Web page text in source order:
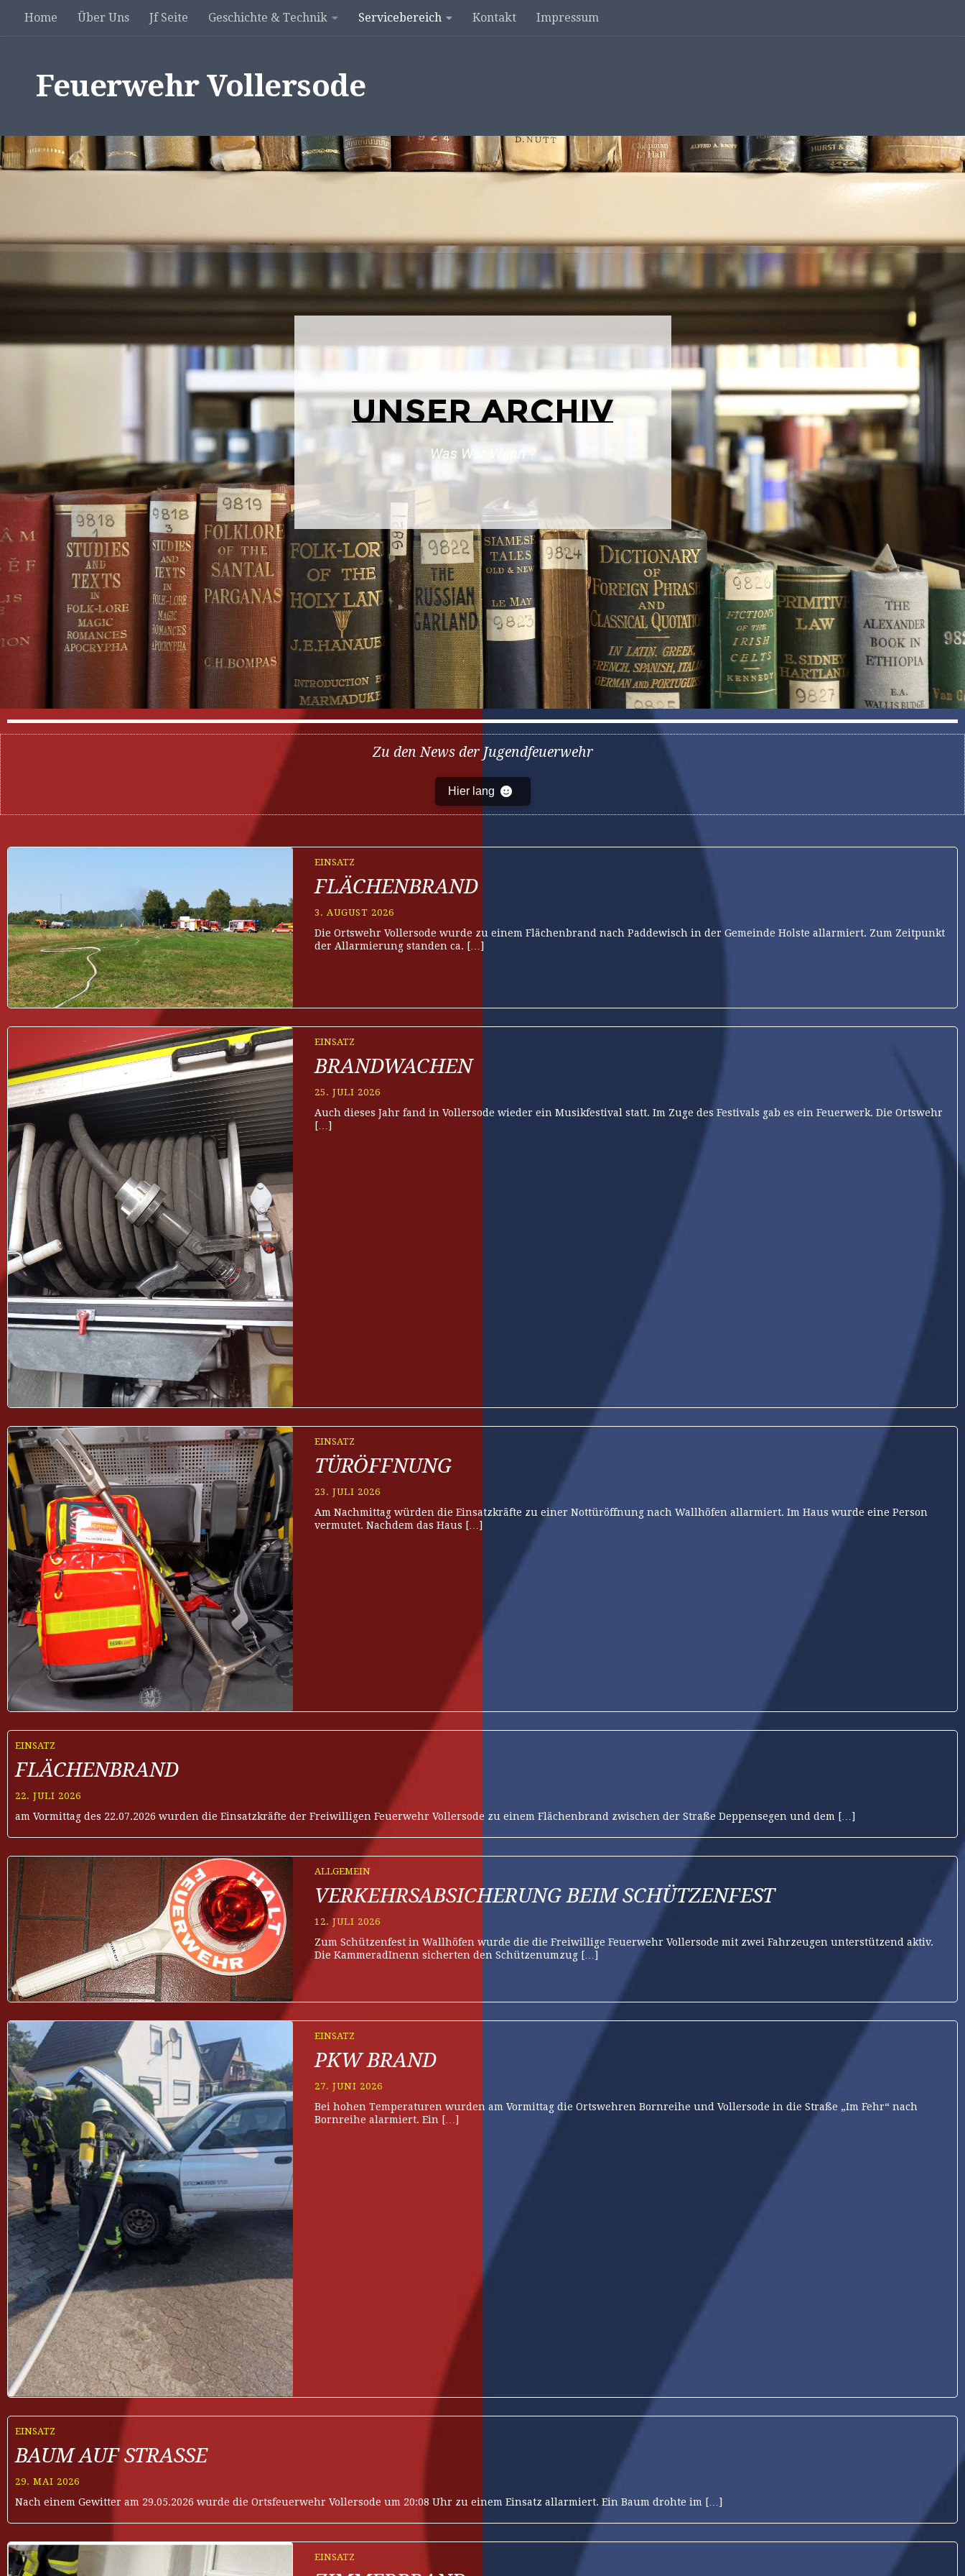
Unter dem Inhalt
Home Über Uns Jf Seite Geschichte & Technik Servicebereich Kontakt Impressum
Feuerwehr Vollersode
UNSER ARCHIV
Was War Wann ?
Zu den News der Jugendfeuerwehr
Hier lang
EINSATZ
FLÄCHENBRAND
3. AUGUST 2026
Die Ortswehr Vollersode wurde zu einem Flächenbrand nach Paddewisch in der Gemeinde Holste allarmiert. Zum Zeitpunkt
der Allarmierung standen ca. […]
EINSATZ
BRANDWACHEN
25. JULI 2026
Auch dieses Jahr fand in Vollersode wieder ein Musikfestival statt. Im Zuge des Festivals gab es ein Feuerwerk. Die Ortswehr
[…]
EINSATZ
TÜRÖFFNUNG
23. JULI 2026
Am Nachmittag würden die Einsatzkräfte zu einer Nottüröffnung nach Wallhöfen allarmiert. Im Haus wurde eine Person
vermutet. Nachdem das Haus […]
EINSATZ
FLÄCHENBRAND
22. JULI 2026
am Vormittag des 22.07.2026 wurden die Einsatzkräfte der Freiwilligen Feuerwehr Vollersode zu einem Flächenbrand zwischen der Straße Deppensegen und dem […]
ALLGEMEIN
VERKEHRSABSICHERUNG BEIM SCHÜTZENFEST
12. JULI 2026
Zum Schützenfest in Wallhöfen wurde die die Freiwillige Feuerwehr Vollersode mit zwei Fahrzeugen unterstützend aktiv.
Die KammeradInenn sicherten den Schützenumzug […]
EINSATZ
PKW BRAND
27. JUNI 2026
Bei hohen Temperaturen wurden am Vormittag die Ortswehren Bornreihe und Vollersode in die Straße „Im Fehr“ nach
Bornreihe alarmiert. Ein […]
EINSATZ
BAUM AUF STRASSE
29. MAI 2026
Nach einem Gewitter am 29.05.2026 wurde die Ortsfeuerwehr Vollersode um 20:08 Uhr zu einem Einsatz allarmiert. Ein Baum drohte im […]
EINSATZ